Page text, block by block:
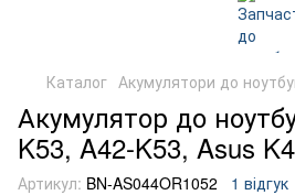
Каталог Акумулятори до
Акумулятор до
K53, A42-K53, Asus
Артикул: BN-AS044OR1052 1 відгук